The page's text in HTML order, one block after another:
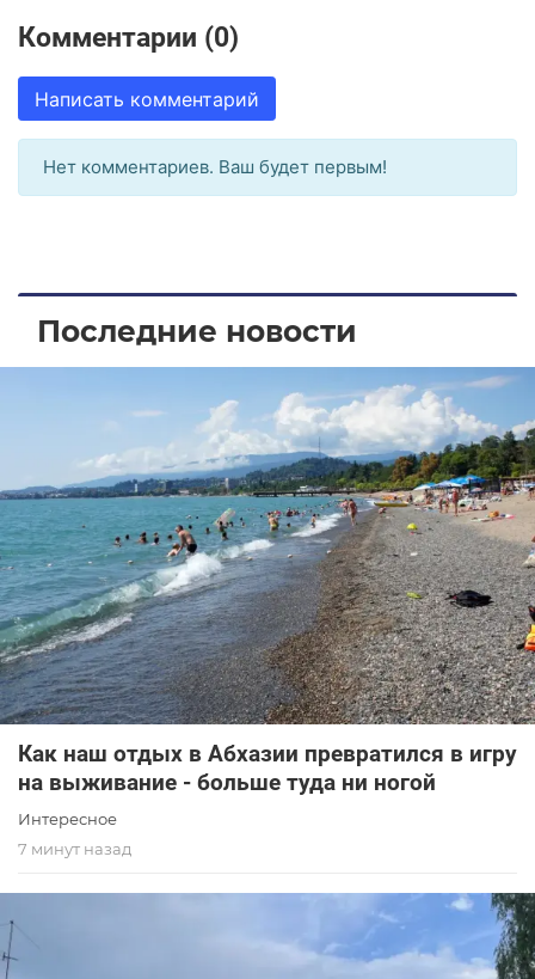
Комментарии (0)
Написать комментарий
Нет комментариев. Ваш будет первым!
Последние новости
Как наш отдых в Абхазии превратился в игру
на выживание - больше туда ни ногой
Интересное
7 минут назад